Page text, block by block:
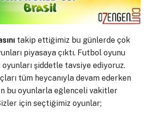
takip ettiğimiz bu günlerde çok
piyasaya çıktı. Futbol oyunu
şiddetle tavsiye ediyoruz.
tüm heycanıyla devam ederken
bu oyunlarla eğlenceli vakitler
için seçtiğimiz oyunlar;